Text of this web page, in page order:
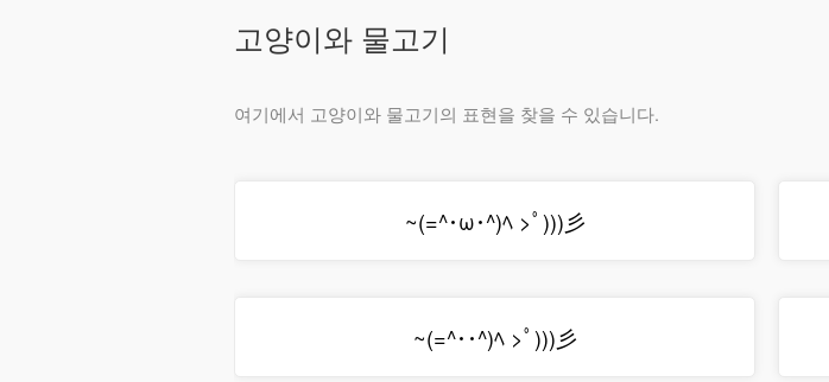
고양이와 물고기
여기에서 고양이와 물고기의 표현을 찾을 수 있습니다.
~(=^･ω･^)ﾍ >ﾟ)))彡
~(=^･･^)ﾍ >ﾟ)))彡